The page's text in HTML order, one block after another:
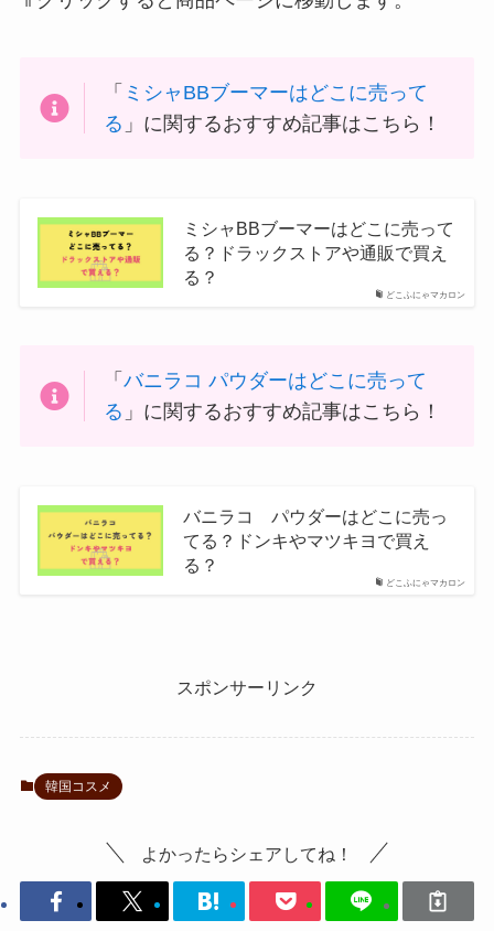
「 ミシャBBブーマーはどこに売って
る 」に関するおすすめ記事はこちら！
どこふにゃマカロン
ミシャBBブーマーはどこに売って
る？ドラックストアや通販で買え
る？
「バニラコ パウダーはどこに売って
る 」に関するおすすめ記事はこちら！
どこふにゃマカロン
バニラコ パウダーはどこに売っ
てる？ドンキやマツキヨで買え
る？
スポンサーリンク
韓国コスメ
よかったらシェアしてね！